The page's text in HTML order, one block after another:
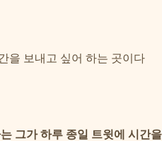
을 보내고 싶어 하는 곳이다
그가 하루 종일 트윗에 시간